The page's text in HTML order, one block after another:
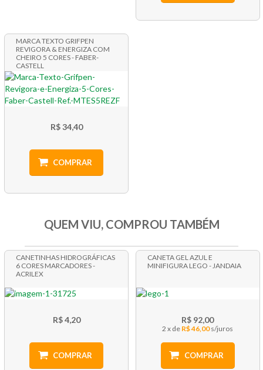
MARCA TEXTO GRIFPEN
REVIGORA & ENERGIZA COM
CHEIRO 5 CORES - FABER-
CASTELL
R$ 34,40
COMPRAR
QUEM VIU, COMPROU TAMBÉM
CANETINHAS HIDROGRÁFICAS
6 CORES MARCADORES -
ACRILEX
R$ 4,20
COMPRAR
CANETA GEL AZUL E
MINIFIGURA LEGO - JANDAIA
R$ 92,00
2 x R$ 46,00
COMPRAR